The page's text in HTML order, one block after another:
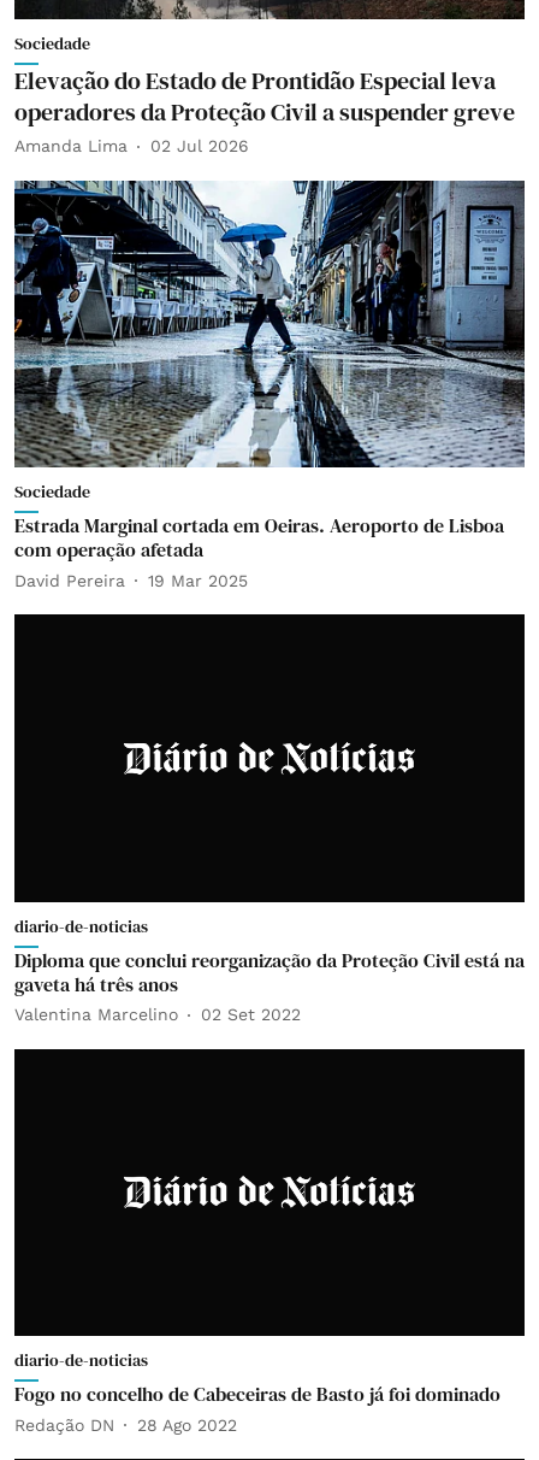
Sociedade
Elevação do Estado de Prontidão Especial leva
operadores da Proteção Civil a suspender greve
Amanda Lima 02 Jul 2026
Sociedade
Estrada Marginal cortada em Oeiras. Aeroporto de Lisboa
com operação afetada
David Pereira 19 Mar 2025
diario-de-noticias
Diploma que conclui reorganização da Proteção Civil está na
gaveta há três anos
Valentina Marcelino 02 Set 2022
diario-de-noticias
Fogo no concelho de Cabeceiras de Basto já foi dominado
Redação DN 28 Ago 2022